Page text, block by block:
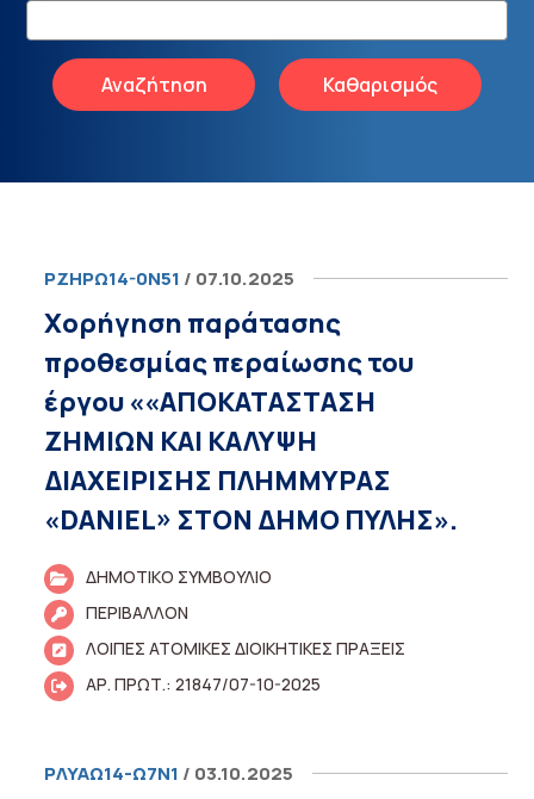
Αναζήτηση Καθαρισμός
ΡΖΗΡΩ14-0Ν51 / 07.10.2025
Χορήγηση παράτασης
προθεσμίας περαίωσης του
έργου ««ΑΠΟΚΑΤΑΣΤΑΣΗ
ΖΗΜΙΩΝ ΚΑΙ ΚΑΛΥΨΗ
ΔΙΑΧΕΙΡΙΣΗΣ ΠΛΗΜΜΥΡΑΣ
«DANIEL» ΣΤΟΝ ΔΗΜΟ ΠΥΛΗΣ».
ΔΗΜΟΤΙΚΟ ΣΥΜΒΟΥΛΙΟ
ΠΕΡΙΒΑΛΛΟΝ
ΛΟΙΠΕΣ ΑΤΟΜΙΚΕΣ ΔΙΟΙΚΗΤΙΚΕΣ ΠΡΑΞΕΙΣ
ΑΡ. ΠΡΩΤ.: 21847/07-10-2025
ΡΛΥΑΩ14-Ω7Ν1 / 03.10.2025